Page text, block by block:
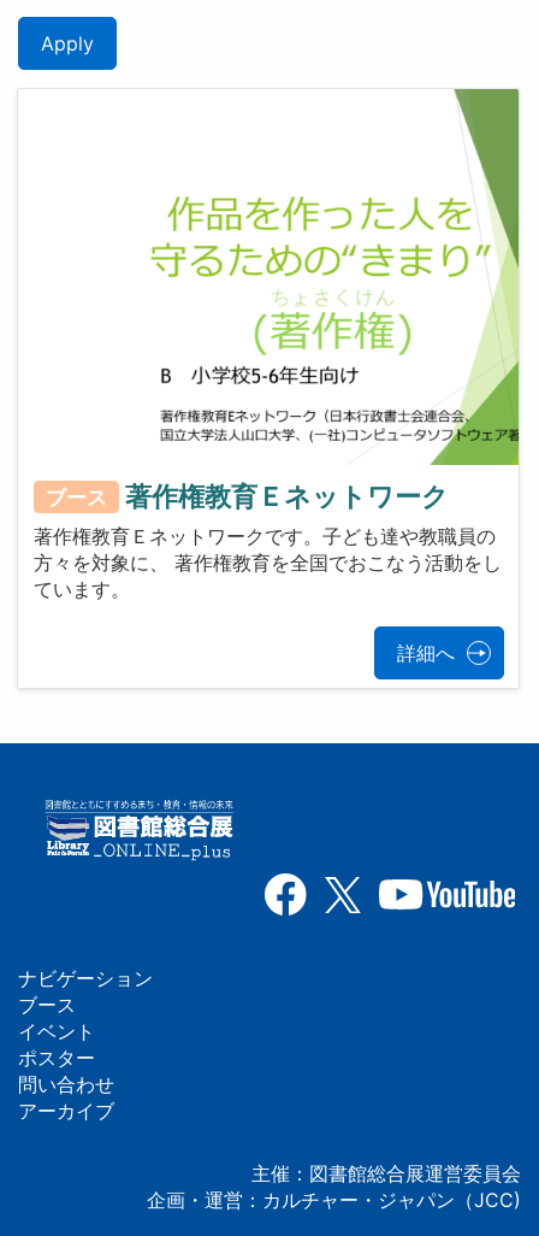
Apply
ブース 著作権教育Ｅネットワーク
著作権教育Ｅネットワークです。子ども達や教職員の
方々を対象に、 著作権教育を全国でおこなう活動をし
ています。
詳細へ
フ
ッ
タ
ナビゲーション
ブース
イベント
ポスター
問い合わせ
アーカイブ
主催：図書館総合展運営委員会
企画・運営：カルチャー・ジャパン（JCC)